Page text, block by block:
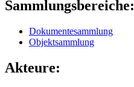
Sammlungsbereiche:
Dokumentesammlung
Objektsammlung
Akteure: